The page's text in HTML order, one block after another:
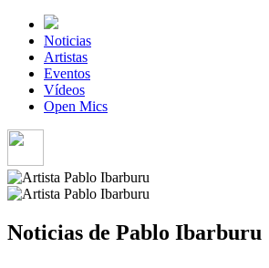
Noticias
Artistas
Eventos
Vídeos
Open Mics
Noticias de Pablo Ibarburu